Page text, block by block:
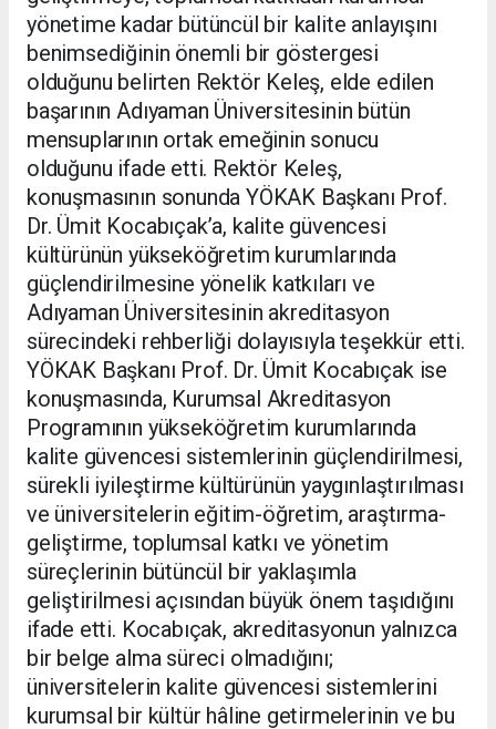
yönetime kadar bütüncül bir kalite anlayışını
benimsediğinin önemli bir göstergesi
olduğunu belirten Rektör Keleş, elde edilen
başarının Adıyaman Üniversitesinin bütün
mensuplarının ortak emeğinin sonucu
olduğunu ifade etti. Rektör Keleş,
konuşmasının sonunda YÖKAK Başkanı Prof.
Dr. Ümit Kocabıçak’a, kalite güvencesi
kültürünün yükseköğretim kurumlarında
güçlendirilmesine yönelik katkıları ve
Adıyaman Üniversitesinin akreditasyon
sürecindeki rehberliği dolayısıyla teşekkür etti.
YÖKAK Başkanı Prof. Dr. Ümit Kocabıçak ise
konuşmasında, Kurumsal Akreditasyon
Programının yükseköğretim kurumlarında
kalite güvencesi sistemlerinin güçlendirilmesi,
sürekli iyileştirme kültürünün yaygınlaştırılması
ve üniversitelerin eğitim-öğretim, araştırma-
geliştirme, toplumsal katkı ve yönetim
süreçlerinin bütüncül bir yaklaşımla
geliştirilmesi açısından büyük önem taşıdığını
ifade etti. Kocabıçak, akreditasyonun yalnızca
bir belge alma süreci olmadığını;
üniversitelerin kalite güvencesi sistemlerini
kurumsal bir kültür hâline getirmelerinin ve bu